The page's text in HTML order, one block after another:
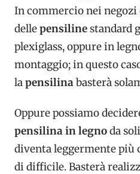
In commercio nei
dellepensilinestandard
plexiglass, oppure in
montaggio; in questo
lapensilinabasterà
Oppure possiamo
pensilina in legnoda
diventa leggermente più
di difficile. Basterà